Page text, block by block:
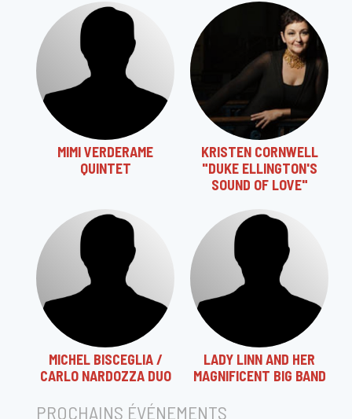
MIMI VERDERAME
QUINTET
KRISTEN CORNWELL
"DUKE ELLINGTON'S
SOUND OF LOVE"
MICHEL BISCEGLIA /
CARLO NARDOZZA DUO
LADY LINN AND HER
MAGNIFICENT BIG BAND
PROCHAINS ÉVÉNEMENTS